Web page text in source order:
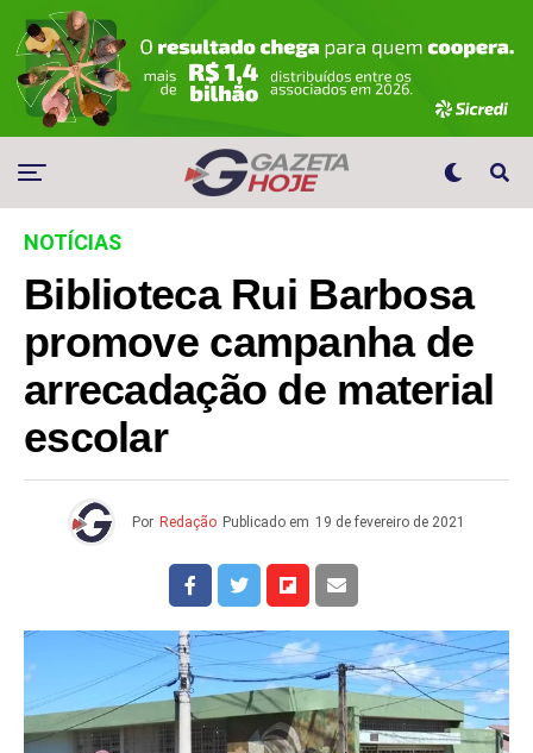
NOTÍCIAS
Biblioteca Rui Barbosa
promove campanha de
arrecadação de material
escolar
Por Redação Publicado em 19 de fevereiro de 2021